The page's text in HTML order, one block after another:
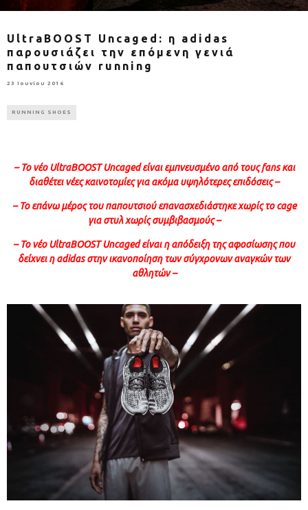
UltraBOOST Uncaged: η adidas
παρουσιάζει την επόμενη γενιά
παπουτσιών running
23 Ιουνίου 2016
RUNNING SHOES
–Το νέο UltraBOOST Uncaged είναιεμπνευσμένο από τουςfans και
διαθέτει νέες καινοτομίες για ακόμα υψηλότερες επιδόσεις –
– Το επάνω μέρος του παπουτσιού επανασχεδιάστηκε χωρίς το cage
για στυλ χωρίς συμβιβασμούς –
– Το νέο UltraBOOST Uncaged είναι η απόδειξη της αφοσίωσης που
δείχνει η adidasστην ικανοποίηση των σύγχρονων αναγκών των
αθλητών –